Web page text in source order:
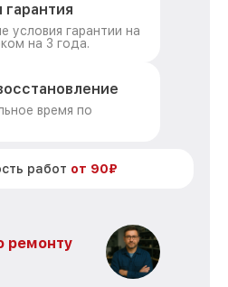
условия гарантии на
на 3 года.
время по
работ от 90₽
ремонту